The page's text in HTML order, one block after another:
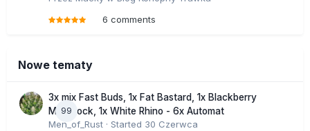
6 comments
Nowe tematy
99
3x mix Fast Buds, 1x Fat Bastard, 1x Blackberry
Moonrock, 1x White Rhino - 6x Automat
Men_of_Rust · Started 30 Czerwca